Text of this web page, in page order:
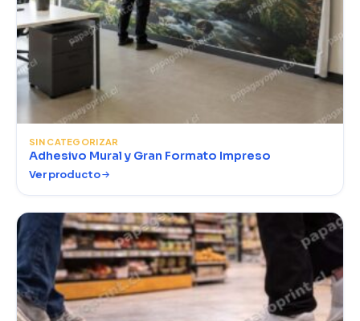
SIN CATEGORIZAR
Adhesivo Mural y Gran Formato Impreso
Ver producto